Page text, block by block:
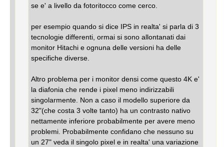
se e' a livello da fotoritocco come cerco.
per esempio quando si dice IPS in realta' si parla di 3
tecnologie differenti, ormai si sono allontanati dai
monitor Hitachi e ognuna delle versioni ha delle
specifiche diverse.
Altro problema per i monitor densi come questo 4K e'
la diafonia che rende i pixel meno indirizzabili
singolarmente. Non a caso il modello superiore da
32"(che costa 3 volte tanto) ha un contrasto nativo
nettamente inferiore probabilmente per avere meno
problemi. Probabilmente confidano che nessuno su
un 27" veda il singolo pixel e in realta' una variazione